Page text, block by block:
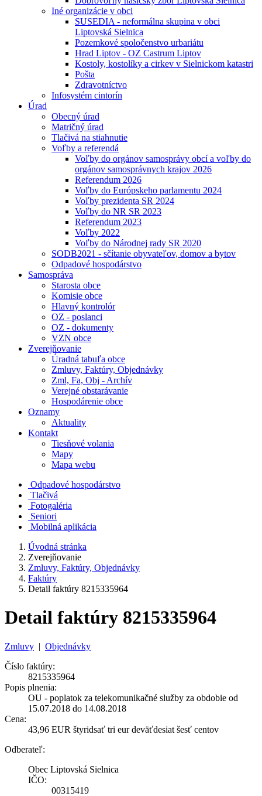
Iné organizácie v obci
SUSEDIA - neformálna skupina v obci
Liptovská Sielnica
Pozemkové spoločenstvo urbariátu
Hrad Liptov - OZ Castrum Liptov
Kostoly, kostolíky a cirkev v Sielnickom katastri
Pošta
Zdravotníctvo
Infosystém cintorín
Úrad
Obecný úrad
Matričný úrad
Tlačivá na stiahnutie
Voľby a referendá
Voľby do orgánov samosprávy obcí a voľby do
orgánov samosprávnych krajov 2026
Referendum 2026
Voľby do Európskeho parlamentu 2024
Voľby prezidenta SR 2024
Voľby do NR SR 2023
Referendum 2023
Voľby 2022
Voľby do Národnej rady SR 2020
SODB2021 - sčítanie obyvateľov, domov a bytov
Odpadové hospodárstvo
Samospráva
Starosta obce
Komisie obce
Hlavný kontrolór
OZ - poslanci
OZ - dokumenty
VZN obce
Zverejňovanie
Úradná tabuľa obce
Zmluvy, Faktúry, Objednávky
Zml, Fa, Obj - Archív
Verejné obstarávanie
Hospodárenie obce
Oznamy
Aktuality
Kontakt
Tiesňové volania
Mapy
Mapa webu
Odpadové hospodárstvo
Tlačivá
Fotogaléria
Seniori
Mobilná aplikácia
Úvodná stránka
Zverejňovanie
Zmluvy, Faktúry, Objednávky
Faktúry
Detail faktúry 8215335964
Detail faktúry 8215335964
Zmluvy | Objednávky
Číslo faktúry:
8215335964
Popis plnenia:
OU - poplatok za telekomunikačné služby za obdobie od
15.07.2018 do 14.08.2018
Cena:
43,96 EUR štyridsať tri eur deväťdesiat šesť centov
Odberateľ:
Obec Liptovská Sielnica
IČO:
00315419